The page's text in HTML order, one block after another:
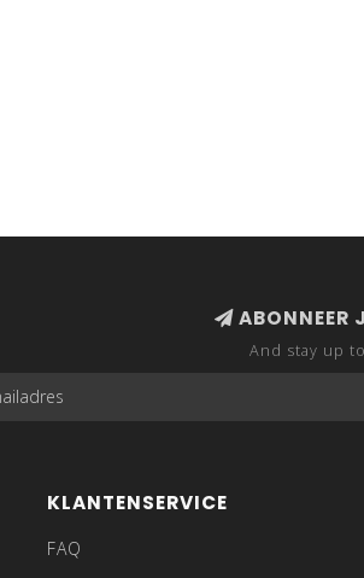
ABONNEER
And stay up
KLANTENSERVICE
FAQ